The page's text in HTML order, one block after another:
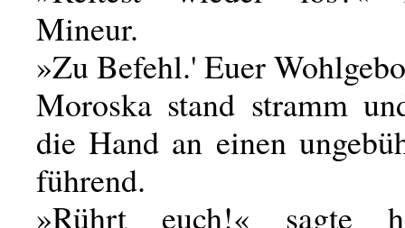
Mineur.
»Zu Befehl.' Euer
Moroska stand stramm
die Hand an einen
führend.
»Rührt euch!« sagte